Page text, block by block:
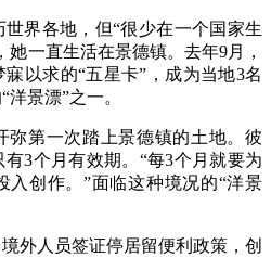
界各地，但“很少在一个国家生
她一直生活在景德镇。去年9月，
以求的“五星卡”，成为当地3名
景漂”之一。
第一次踏上景德镇的土地。彼
3个月有效期。“每3个月就要为
入创作。”面临这种境况的“洋景
人员签证停居留便利政策，创